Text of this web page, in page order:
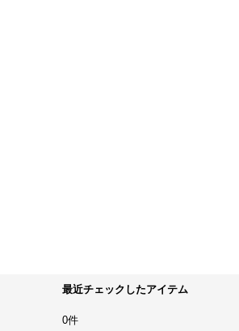
最近チェックしたアイテム
0件